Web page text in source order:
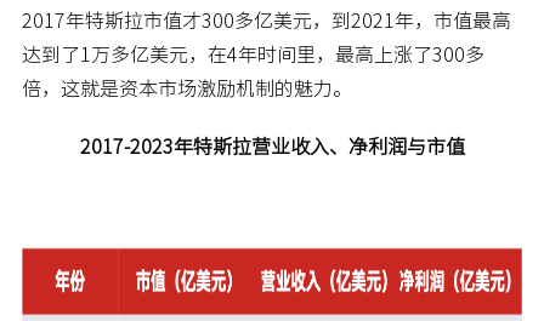
2017年特斯拉市值才300多亿美元，到2021年，市值最高
达到了1万多亿美元，在4年时间里，最高上涨了300多
倍，这就是资本市场激励机制的魅力。
2017-2023年特斯拉营业收入、净利润与市值